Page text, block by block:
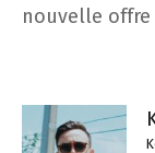
nouvelle